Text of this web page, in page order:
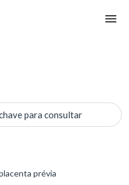
para consultar
prévia